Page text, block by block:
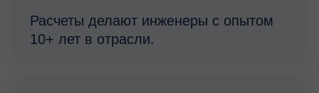
Расчеты делают инженеры с опытом
10+ лет в отрасли.